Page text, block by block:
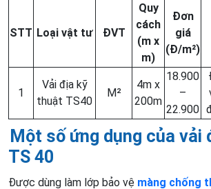
STT Loại vật tư ĐVT
Quy
cách
(m x
m)
Đơn
giá
(Đ/m²)
1
Vải địa kỹ
thuật TS40
M²
4m x
200m
18.900
–
22.900
Một số ứng dụng của vải
TS 40
Được dùng làm lớp bảo vệ màng chống